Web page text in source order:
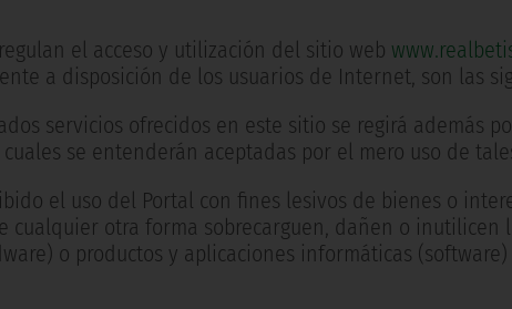
el acceso y utilización del sitio web
a disposición de los usuarios de Internet, son las
servicios ofrecidos en este sitio se regirá además
se entenderán aceptadas por el mero uso de
el uso del Portal con fines lesivos de bienes o
cualquier otra forma sobrecarguen, dañen o inutilicen
o productos y aplicaciones informáticas